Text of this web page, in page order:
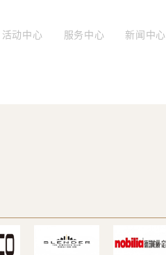
活动中心 服务中心 新闻中心